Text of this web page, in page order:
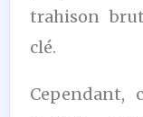
trahison
clé.
Cependant,